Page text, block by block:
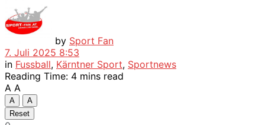
by Sport Fan
7. Juli 2025 8:53
in Fussball, Kärntner Sport, Sportnews
Reading Time: 4 mins read
A A
A
A
Reset